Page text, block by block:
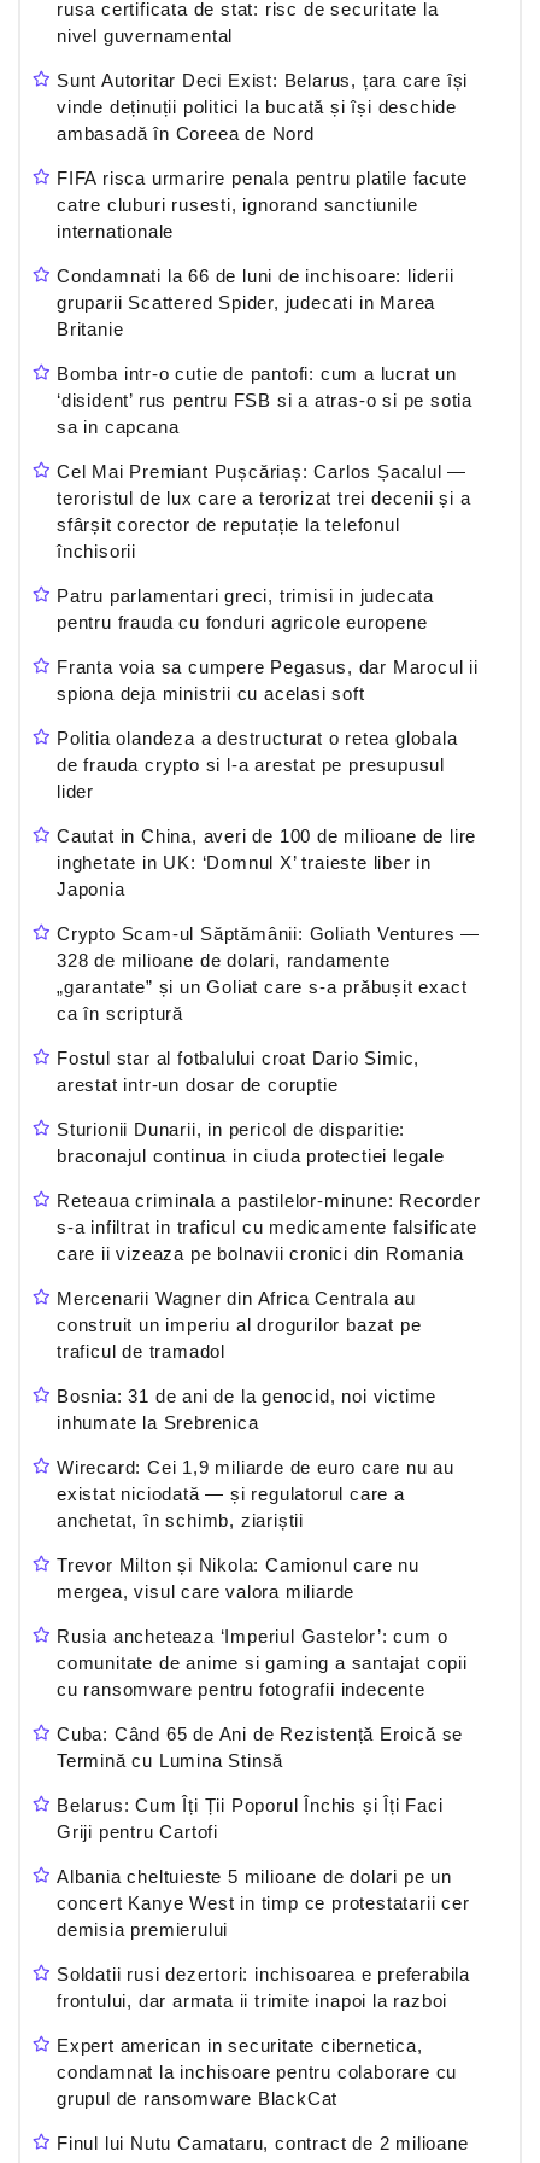
rusa certificata de stat: risc de securitate la
nivel guvernamental
Sunt Autoritar Deci Exist: Belarus, țara care își
vinde deținuții politici la bucată și își deschide
ambasadă în Coreea de Nord
FIFA risca urmarire penala pentru platile facute
catre cluburi rusesti, ignorand sanctiunile
internationale
Condamnati la 66 de luni de inchisoare: liderii
gruparii Scattered Spider, judecati in Marea
Britanie
Bomba intr-o cutie de pantofi: cum a lucrat un
‘disident’ rus pentru FSB si a atras-o si pe sotia
sa in capcana
Cel Mai Premiant Pușcăriaș: Carlos Șacalul —
teroristul de lux care a terorizat trei decenii și a
sfârșit corector de reputație la telefonul
închisorii
Patru parlamentari greci, trimisi in judecata
pentru frauda cu fonduri agricole europene
Franta voia sa cumpere Pegasus, dar Marocul ii
spiona deja ministrii cu acelasi soft
Politia olandeza a destructurat o retea globala
de frauda crypto si l-a arestat pe presupusul
lider
Cautat in China, averi de 100 de milioane de lire
inghetate in UK: ‘Domnul X’ traieste liber in
Japonia
Crypto Scam-ul Săptămânii: Goliath Ventures —
328 de milioane de dolari, randamente
„garantate” și un Goliat care s-a prăbușit exact
ca în scriptură
Fostul star al fotbalului croat Dario Simic,
arestat intr-un dosar de coruptie
Sturionii Dunarii, in pericol de disparitie:
braconajul continua in ciuda protectiei legale
Reteaua criminala a pastilelor-minune: Recorder
s-a infiltrat in traficul cu medicamente falsificate
care ii vizeaza pe bolnavii cronici din Romania
Mercenarii Wagner din Africa Centrala au
construit un imperiu al drogurilor bazat pe
traficul de tramadol
Bosnia: 31 de ani de la genocid, noi victime
inhumate la Srebrenica
Wirecard: Cei 1,9 miliarde de euro care nu au
existat niciodată — și regulatorul care a
anchetat, în schimb, ziariștii
Trevor Milton și Nikola: Camionul care nu
mergea, visul care valora miliarde
Rusia ancheteaza ‘Imperiul Gastelor’: cum o
comunitate de anime si gaming a santajat copii
cu ransomware pentru fotografii indecente
Cuba: Când 65 de Ani de Rezistență Eroică se
Termină cu Lumina Stinsă
Belarus: Cum Îți Ții Poporul Închis și Îți Faci
Griji pentru Cartofi
Albania cheltuieste 5 milioane de dolari pe un
concert Kanye West in timp ce protestatarii cer
demisia premierului
Soldatii rusi dezertori: inchisoarea e preferabila
frontului, dar armata ii trimite inapoi la razboi
Expert american in securitate cibernetica,
condamnat la inchisoare pentru colaborare cu
grupul de ransomware BlackCat
Finul lui Nutu Camataru, contract de 2 milioane